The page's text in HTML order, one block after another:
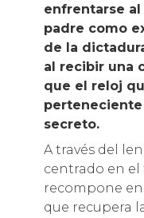
enfrentarse al
padre como
de la
al recibir una
que el reloj
perteneciente
secreto.
A través del
centrado en el
recompone
que recupera